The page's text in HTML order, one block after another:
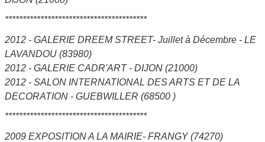
****************************************
2012 - GALERIE DREEM STREET- Juillet à Décembre - LE
LAVANDOU (83980)
2012 - GALERIE CADR'ART - DIJON (21000)
2012 - SALON INTERNATIONAL DES ARTS ET DE LA
DECORATION - GUEBWILLER (68500 )
****************************************
2009 EXPOSITION A LA MAIRIE- FRANGY (74270)